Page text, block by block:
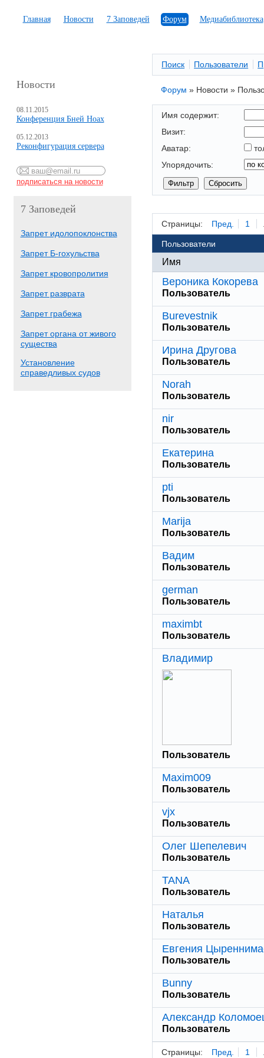
Главная Новости 7 Заповедей Форум Медиабиблиотека
Новости
08.11.2015
Конференция Бней Ноах
05.12.2013
Реконфигурация сервера
7 Заповедей
Запрет идолопоклонства
Запрет Б-гохульства
Запрет кровопролития
Запрет разврата
Запрет грабежа
Запрет органа от живого
существа
Установление
справедливых судов
Поиск Пользователи
Форум » Новости »
Имя содержит:
Визит:
Аватар:
Упорядочить:
Страницы: Пред. 1
Пользователи
Имя
Вероника Кокорева
Пользователь
Burevestnik
Пользователь
Ирина Другова
Пользователь
Norah
Пользователь
nir
Пользователь
Екатерина
Пользователь
pti
Пользователь
Marija
Пользователь
Вадим
Пользователь
german
Пользователь
maximbt
Пользователь
Владимир
Пользователь
Maxim009
Пользователь
vjx
Пользователь
Олег Шепелевич
Пользователь
TANA
Пользователь
Наталья
Пользователь
Евгения
Пользователь
Bunny
Пользователь
Александр
Пользователь
Страницы: Пред. 1